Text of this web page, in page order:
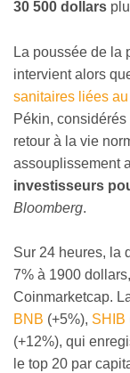
30 500 dollars
La poussée de la
intervient alors
sanitaires liées
Pékin,
retour à la vie
assouplissement
investisseurs
Bloomberg.
Sur 24 heures, la
7% à 1900
Coinmarketcap.
BNB (+5%), SHIB
(+12%), qui
le top 20 par